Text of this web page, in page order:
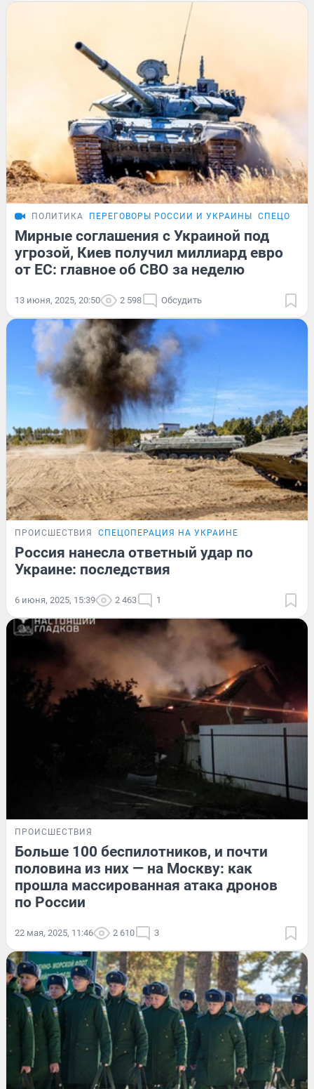
ПОЛИТИКА ПЕРЕГОВОРЫ РОССИИ И УКРАИНЫ
Мирные соглашения с Украиной под
угрозой, Киев получил миллиард евро
от ЕС: главное об СВО за неделю
13 июня, 2025, 20:50 2 598 Обсудить
ПРОИСШЕСТВИЯ СПЕЦОПЕРАЦИЯ НА УКРАИНЕ
Россия нанесла ответный удар по
Украине: последствия
6 июня, 2025, 15:39 2 463 1
ПРОИСШЕСТВИЯ
Больше 100 беспилотников, и почти
половина из них — на Москву: как
прошла массированная атака дронов
по России
22 мая, 2025, 11:46 2 610 3